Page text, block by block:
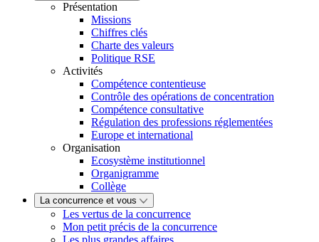
Présentation
Missions
Chiffres clés
Charte des valeurs
Politique RSE
Activités
Compétence contentieuse
Contrôle des opérations de concentration
Compétence consultative
Régulation des professions réglementées
Europe et international
Organisation
Ecosystème institutionnel
Organigramme
Collège
La concurrence et vous
Les vertus de la concurrence
Mon petit précis de la concurrence
Les plus grandes affaires